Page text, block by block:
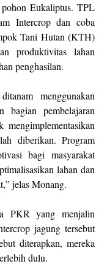
Eukaliptus. TPL
Intercrop dan coba
Tani Hutan (KTH)
produktivitas lahan
penghasilan.
menggunakan
pembelajaran
mengimplementasikan
diberikan. Program
bagi masyarakat
lahan dan
jelas Monang.
PKR yang menjalin
jagung tersebut
diterapkan, mereka
dulu.